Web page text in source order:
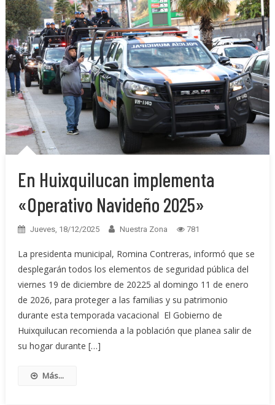
En Huixquilucan implementa
«Operativo Navideño 2025»
Jueves, 18/12/2025 Nuestra Zona 781
La presidenta municipal, Romina Contreras, informó que se
desplegarán todos los elementos de seguridad pública del
viernes 19 de diciembre de 20225 al domingo 11 de enero
de 2026, para proteger a las familias y su patrimonio
durante esta temporada vacacional El Gobierno de
Huixquilucan recomienda a la población que planea salir de
su hogar durante […]
Más...